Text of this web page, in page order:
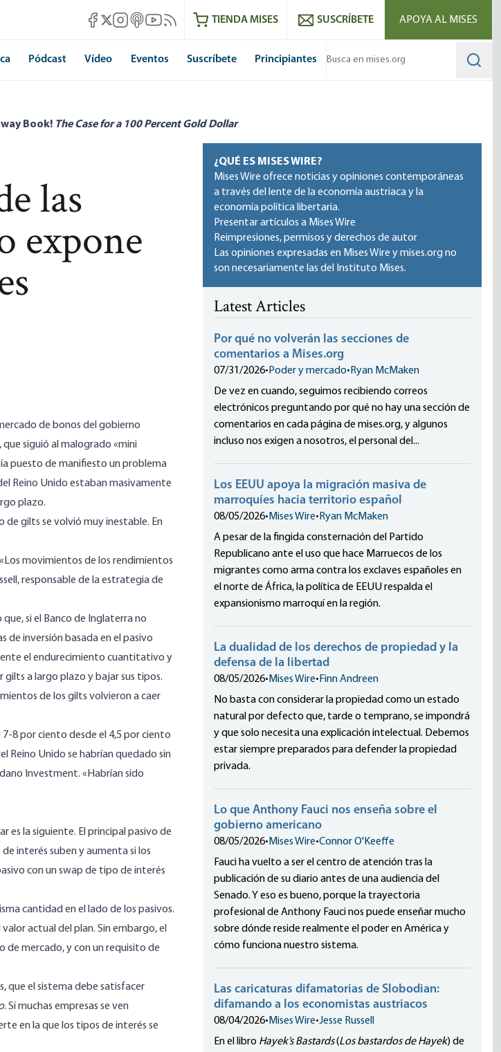
Mises Facebook
Mises X
Mises Instagram
Mises itunes
Mises Youtube
Mises RSS feedTIENDA MISES SUSCRÍBETE APOYA AL MISES
Pódcast Vídeo Eventos Suscríbete Principiantes
Book! The Case for a 100 Percent Gold Dollar
las
expone
de bonos del gobierno
siguió al malogrado «mini
puesto de manifiesto un problema
Reino Unido estaban masivamente
plazo.
de gilts se volvió muy inestable. En
movimientos de los rendimientos
responsable de la estrategia de
si el Banco de Inglaterra no
de inversión basada en el pasivo
el endurecimiento cuantitativo y
a largo plazo y bajar sus tipos.
de los gilts volvieron a caer
8 por ciento desde el 4,5 por ciento
Reino Unido se habrían quedado sin
Investment. «Habrían sido
es la siguiente. El principal pasivo de
interés suben y aumenta si los
con un swap de tipo de interés
cantidad en el lado de los pasivos.
actual del plan. Sin embargo, el
de mercado, y con un requisito de
que el sistema debe satisfacer
. Si muchas empresas se ven
en la que los tipos de interés se
¿QUÉ ES MISES WIRE?
Mises Wire ofrece noticias y opiniones contemporáneas
a través del lente de la economía austriaca y la
economía política libertaria.
Presentar artículos a Mises Wire
Reimpresiones, permisos y derechos de autor
Las opiniones expresadas en Mises Wire y mises.org no
son necesariamente las del Instituto Mises.
Latest Articles
Por qué no volverán las secciones de
comentarios a Mises.org
07/31/2026• Poder y mercado• Ryan McMaken
De vez en cuando, seguimos recibiendo correos
electrónicos preguntando por qué no hay una sección de
comentarios en cada página de mises.org, y algunos
incluso nos exigen a nosotros, el personal del...
Los EEUU apoya la migración masiva de
marroquíes hacia territorio español
08/05/2026• Mises Wire• Ryan McMaken
A pesar de la fingida consternación del Partido
Republicano ante el uso que hace Marruecos de los
migrantes como arma contra los exclaves españoles en
el norte de África, la política de EEUU respalda el
expansionismo marroquí en la región.
La dualidad de los derechos de propiedad y la
defensa de la libertad
08/05/2026• Mises Wire• Finn Andreen
No basta con considerar la propiedad como un estado
natural por defecto que, tarde o temprano, se impondrá
y que solo necesita una explicación intelectual. Debemos
estar siempre preparados para defender la propiedad
privada.
Lo que Anthony Fauci nos enseña sobre el
gobierno americano
08/05/2026• Mises Wire•Connor O'Keeffe
Fauci ha vuelto a ser el centro de atención tras la
publicación de su diario antes de una audiencia del
Senado. Y eso es bueno, porque la trayectoria
profesional de Anthony Fauci nos puede enseñar mucho
sobre dónde reside realmente el poder en América y
cómo funciona nuestro sistema.
Las caricaturas difamatorias de Slobodian:
difamando a los economistas austriacos
08/04/2026• Mises Wire•Jesse Russell
En el libro Hayek’s Bastards(Los bastardos de Hayek) de